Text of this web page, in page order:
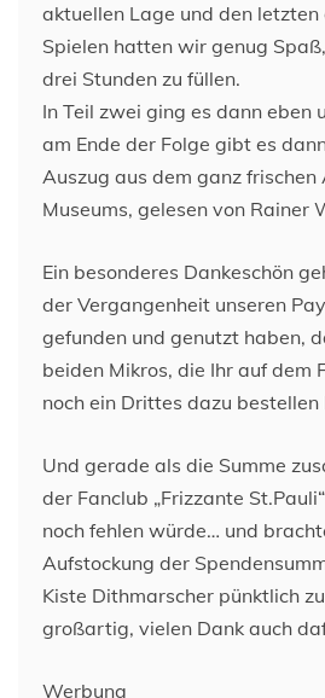
aktuellen Lage und den letzten
Spielen hatten wir genug
drei Stunden zu füllen.
In Teil zwei ging es dann eben
am Ende der Folge gibt es
Auszug aus dem ganz frischen
Museums, gelesen von Rainer
Ein besonderes Dankeschön
der Vergangenheit unseren
gefunden und genutzt haben,
beiden Mikros, die Ihr auf dem
noch ein Drittes dazu bestellen
Und gerade als die Summe
der Fanclub „Frizzante
noch fehlen würde… und
Aufstockung der
Kiste Dithmarscher pünktlich
großartig, vielen Dank auch
Werbung